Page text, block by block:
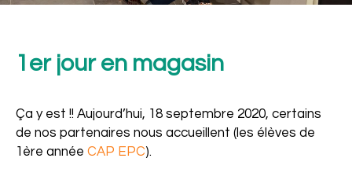
1er jour en magasin
Ça y est !! Aujourd’hui, 18 septembre 2020, certains
de nos partenaires nous accueillent (les élèves de
1ère année CAP EPC).